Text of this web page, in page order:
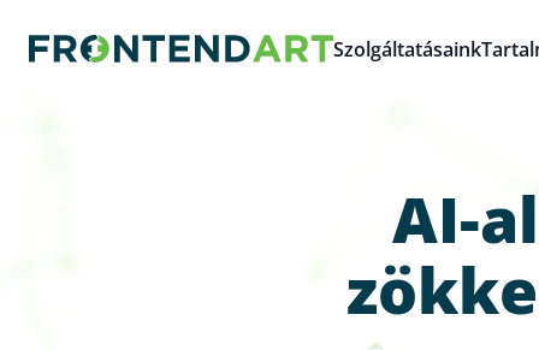
Szolgáltatásaink
AI-